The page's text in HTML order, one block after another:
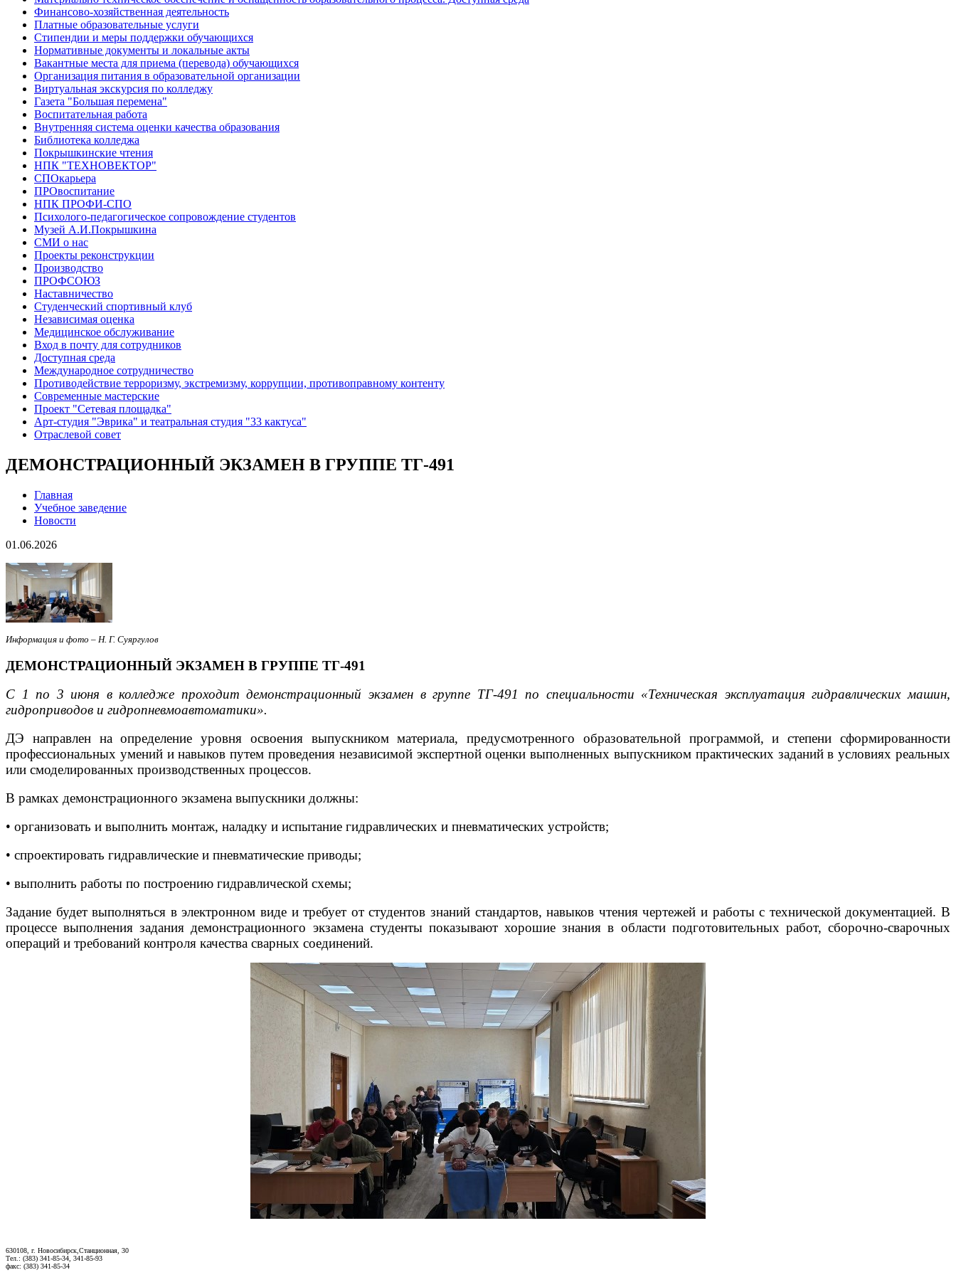
Финансово-хозяйственная деятельность
Платные образовательные услуги
Стипендии и меры поддержки обучающихся
Нормативные документы и локальные акты
Вакантные места для приема (перевода) обучающихся
Организация питания в образовательной организации
Виртуальная экскурсия по колледжу
Газета "Большая перемена"
Воспитательная работа
Внутренняя система оценки качества образования
Библиотека колледжа
Покрышкинские чтения
НПК "ТЕХНОВЕКТОР"
СПОкарьера
ПРОвоспитание
НПК ПРОФИ-СПО
Психолого-педагогическое сопровождение студентов
Музей А.И.Покрышкина
СМИ о нас
Проекты реконструкции
Производство
ПРОФСОЮЗ
Наставничество
Студенческий спортивный клуб
Независимая оценка
Медицинское обслуживание
Вход в почту для сотрудников
Доступная среда
Международное сотрудничество
Противодействие терроризму, экстремизму, коррупции, противоправному контенту
Современные мастерские
Проект "Сетевая площадка"
Арт-студия "Эврика" и театральная студия "33 кактуса"
Отраслевой совет
ДЕМОНСТРАЦИОННЫЙ ЭКЗАМЕН В ГРУППЕ ТГ-491
Главная
Учебное заведение
Новости
01.06.2026
Информация и фото – Н. Г. Суяргулов
ДЕМОНСТРАЦИОННЫЙ ЭКЗАМЕН В ГРУППЕ ТГ-491
С 1 по 3 июня в колледже проходит демонстрационный экзамен в группе ТГ-491 по специальности «Техническая эксплуатация гидравлических машин,
гидроприводов и гидропневмоавтоматики».
ДЭ направлен на определение уровня освоения выпускником материала, предусмотренного образовательной программой, и степени сформированности
профессиональных умений и навыков путем проведения независимой экспертной оценки выполненных выпускником практических заданий в условиях реальных
или смоделированных производственных процессов.
В рамках демонстрационного экзамена выпускники должны:
• организовать и выполнить монтаж, наладку и испытание гидравлических и пневматических устройств;
• спроектировать гидравлические и пневматические приводы;
• выполнить работы по построению гидравлической схемы;
Задание будет выполняться в электронном виде и требует от студентов знаний стандартов, навыков чтения чертежей и работы с технической документацией. В
процессе выполнения задания демонстрационного экзамена студенты показывают хорошие знания в области подготовительных работ, сборочно-сварочных
операций и требований контроля качества сварных соединений.
630108, г. Новосибирск,Станционная, 30
Тел.: (383) 341-85-34, 341-85-93
факс: (383) 341-85-34